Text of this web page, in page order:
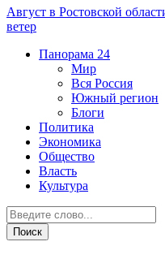
Август в Ростовской
ветер
Панорама 24
Мир
Вся Россия
Южный регион
Блоги
Политика
Экономика
Общество
Власть
Культура